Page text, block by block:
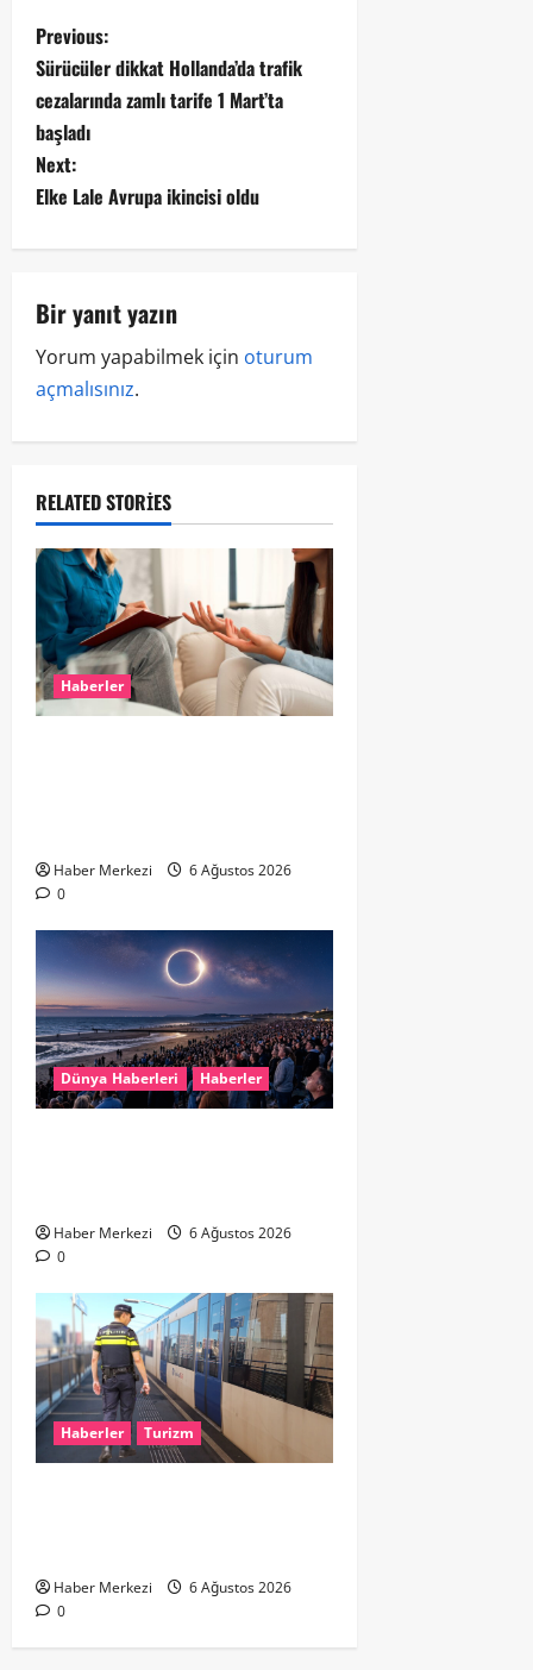
Previous:
Sürücüler dikkat Hollanda’da trafik
cezalarında zamlı tarife 1 Mart’ta
başladı
Next:
Elke Lale Avrupa ikincisi oldu
Bir yanıt yazın
Yorum yapabilmek için oturum
açmalısınız.
RELATED STORIES
Haberler
Haber Merkezi
6 Ağustos 2026
0
Dünya Haberleri Haberler
Haber Merkezi
6 Ağustos 2026
0
Haberler Turizm
Haber Merkezi
6 Ağustos 2026
0